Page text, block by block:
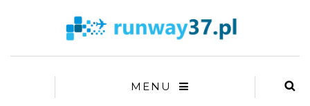
MENU